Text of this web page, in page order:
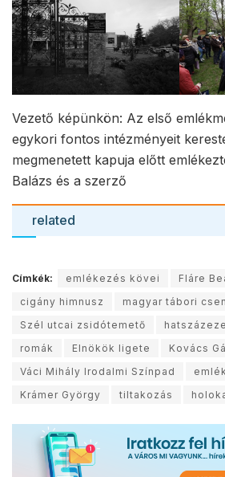
Vezető képünkön: Az első
egykori fontos intézményeit
megmenetett kapuja előtt
Balázs és a szerző
related
Címkék: emlékezés kövei
Fláre
cigány himnusz
magyar tábori
Szél utcai zsidótemető
romák
Elnökök ligete
Kovács
Váci Mihály Irodalmi Színpad
Krámer György
tiltakozás